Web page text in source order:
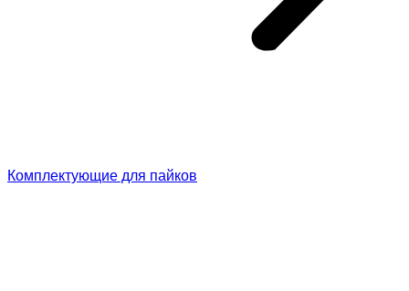
Комплектующие для пайков